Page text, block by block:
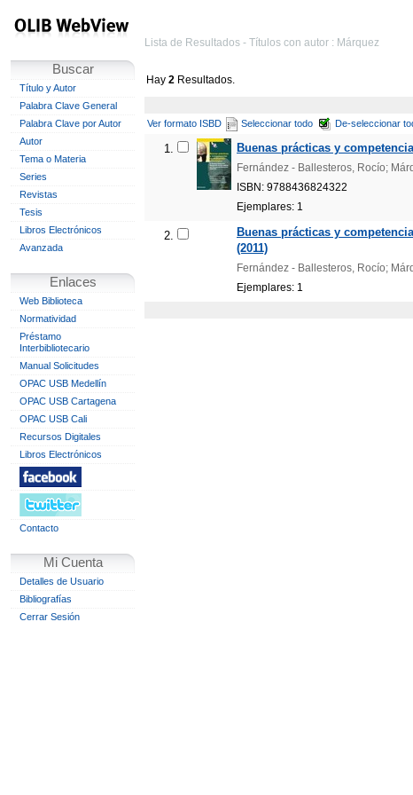
Buscar
Título y Autor
Palabra Clave General
Palabra Clave por Autor
Autor
Tema o Materia
Series
Revistas
Tesis
Libros Electrónicos
Avanzada
Enlaces
Web Biblioteca
Normatividad
Préstamo
Interbibliotecario
Manual Solicitudes
OPAC USB Medellín
OPAC USB Cartagena
OPAC USB Cali
Recursos Digitales
Libros Electrónicos
Contacto
Mi Cuenta
Detalles de Usuario
Bibliografías
Cerrar Sesión
Lista de Resultados - Títulos con autor : Márquez
Hay 2 Resultados.
Ver formato ISBD Seleccionar todo De-seleccionar
1. Buenas prácticas y
Fernández - Ballesteros, Rocío;
ISBN: 9788436824322
Ejemplares: 1
2.
Buenas prácticas y
(2011)
Fernández - Ballesteros, Rocío;
Ejemplares: 1